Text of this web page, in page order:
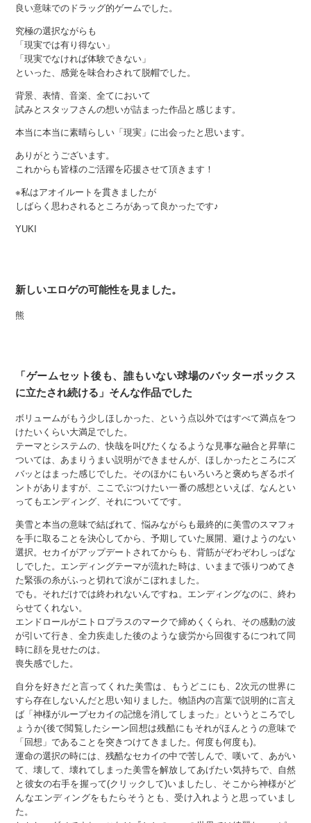
良い意味でのドラッグ的ゲームでした。
究極の選択ながらも
「現実では有り得ない」
「現実でなければ体験できない」
といった、感覚を味合わされて脱帽でした。
背景、表情、音楽、全てにおいて
試みとスタッフさんの想いが詰まった作品と感じます。
本当に本当に素晴らしい「現実」に出会ったと思います。
ありがとうございます。
これからも皆様のご活躍を応援させて頂きます！
※私はアオイルートを貫きましたが
しばらく思わされるところがあって良かったです♪
YUKI
新しいエロゲの可能性を見ました。
熊
「ゲームセット後も、誰もいない球場のバッターボックス
に立たされ続ける」そんな作品でした
ボリュームがもう少しほしかった、という点以外ではすべて満点をつ
けたいくらい大満足でした。
テーマとシステムの、快哉を叫びたくなるような見事な融合と昇華に
ついては、あまりうまい説明ができませんが、ほしかったところにズ
バッとはまった感じでした。そのほかにもいろいろと褒めちぎるポイ
ントがありますが、ここでぶつけたい一番の感想といえば、なんとい
ってもエンディング、それについてです。
美雪と本当の意味で結ばれて、悩みながらも最終的に美雪のスマフォ
を手に取ることを決心してから、予期していた展開、避けようのない
選択。セカイがアップデートされてからも、背筋がぞわぞわしっぱな
しでした。エンディングテーマが流れた時は、いままで張りつめてき
た緊張の糸がふっと切れて涙がこぼれました。
でも。それだけでは終われないんですね。エンディングなのに、終わ
らせてくれない。
エンドロールがニトロプラスのマークで締めくくられ、その感動の波
が引いて行き、全力疾走した後のような疲労から回復するにつれて同
時に顔を見せたのは。
喪失感でした。
自分を好きだと言ってくれた美雪は、もうどこにも、2次元の世界に
すら存在しないんだと思い知りました。物語内の言葉で説明的に言え
ば「神様がループセカイの記憶を消してしまった」というところでし
ょうか(後で閲覧したシーン回想は残酷にもそれがほんとうの意味で
「回想」であることを突きつけてきました。何度も何度も)。
運命の選択の時には、残酷なセカイの中で苦しんで、嘆いて、あがい
て、壊して、壊れてしまった美雪を解放してあげたい気持ちで、自然
と彼女の右手を握って(クリックして)いましたし、そこから神様がど
んなエンディングをもたらそうとも、受け入れようと思っていまし
た。